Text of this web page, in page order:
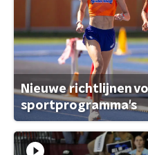
Nieuwe richtlijnen
sportprogramma's